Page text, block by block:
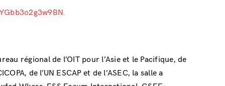
régional de l’OIT pour l’Asie et le Pacifique, de
de l’UN ESCAP et de l’ASEC, la salle a